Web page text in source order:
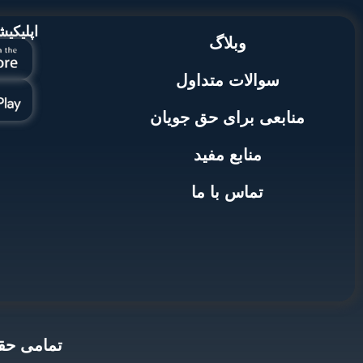
وبلاگ
سوالات متداول
منابعی برای حق جویان
منابع مفید
تماس با ما
تمامی